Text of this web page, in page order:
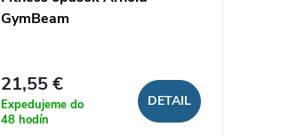
GymBeam
21,55 €
Expedujeme do
48 hodín
DETAIL